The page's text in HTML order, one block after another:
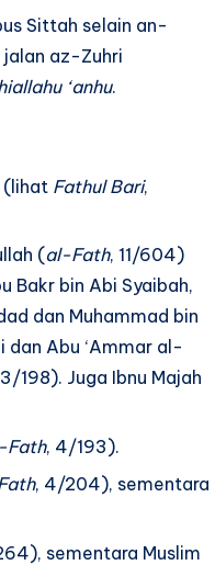
Sittah selain an-
jalan az-Zuhri
‘anhu.
(lihat Fathul Bari,
(al-Fath, 11/604)
Bakr bin Abi Syaibah,
dan Muhammad bin
dan Abu ‘Ammar al-
198). Juga Ibnu Majah
Fath, 4/193).
, 4/204), sementara
sementara Muslim